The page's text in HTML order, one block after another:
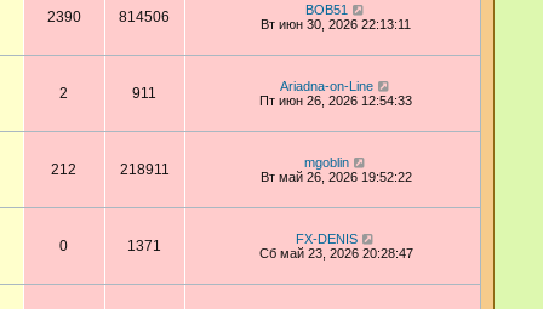
2390 814506
BOB51
Вт июн 30, 2026 22:13:11
2 911
Ariadna-on-Line
Пт июн 26, 2026 12:54:33
212 218911
mgoblin
Вт май 26, 2026 19:52:22
0 1371
FX-DENIS
Сб май 23, 2026 20:28:47